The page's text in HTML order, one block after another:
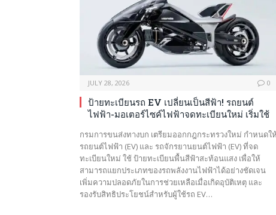
JULY 28, 2026 0
ป้ายทะเบียนรถ EV เปลี่ยนเป็นสีฟ้า! รถยนต์
ไฟฟ้า-มอเตอร์ไซค์ไฟฟ้าจดทะเบียนใหม่ เริ่มใช้
กรมการขนส่งทางบก เตรียมออกกฎกระทรวงใหม่ กำหนดใ
รถยนต์ไฟฟ้า (EV) และ รถจักรยานยนต์ไฟฟ้า (EV) ที่จด
ทะเบียนใหม่ ใช้ ป้ายทะเบียนพื้นสีฟ้าสะท้อนแสง เพื่อให้
สามารถแยกประเภทของรถพลังงานไฟฟ้าได้อย่างชัดเจน
เพิ่มความปลอดภัยในการช่วยเหลือเมื่อเกิดอุบัติเหตุ และ
รองรับสิทธิประโยชน์สำหรับผู้ใช้รถ EV…